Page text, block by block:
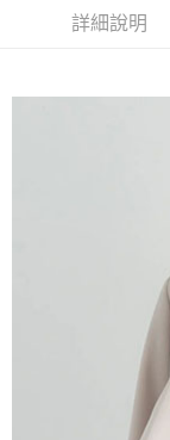
流程，驗證手機門號
消。如遇「轉專審核
1.分期款項不併入電
2.透過簡訊連結打開
帳／街口支付／
1.本服務係由「台灣
用戶於交易時，得透
買賣價金債權讓與本
2.基於同意付款使用
資料（包含姓名、電
由本公司與您本人進
3.完整用戶服務條款
【關於「AFTEE先享
１．簡單：不需註冊
２．便利：只要手機
３．安心：先確認商
【「AFTEE先享後付
１．於結帳方式選擇
結帳頁面，進行簡訊
２．訂單成立數日內
３．收到繳費通知簡
ATM／網路銀行／等
※ 請注意：結帳手續
購買商品的店家。未
後付繳納相關費用。
※ 交易是否成功請以
是否繳費成功／繳費
每筆NT$60，滿
每筆NT$60，滿
每筆NT$60，滿
每筆NT$60，滿
詳細說明